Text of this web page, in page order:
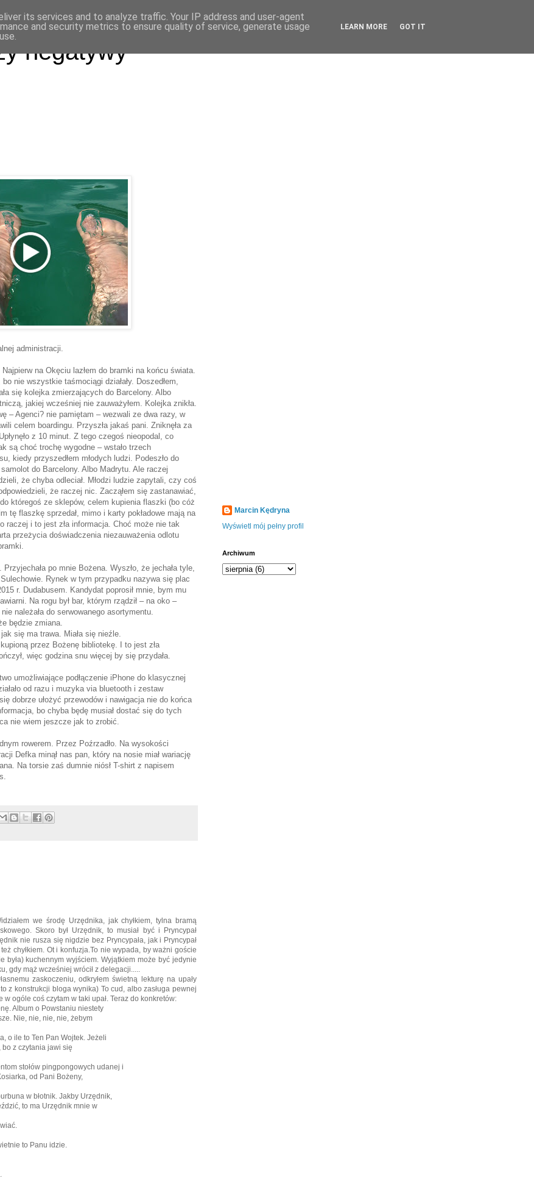
negatywy
administracji.
na Okęciu lazłem do bramki na końcu świata.
nie wszystkie taśmociągi działały. Doszedłem,
się kolejka zmierzających do Barcelony. Albo
jakiej wcześniej nie zauważyłem. Kolejka znikła.
– Agenci? nie pamiętam – wezwali ze dwa razy, w
celem boardingu. Przyszła jakaś pani. Zniknęła za
z 10 minut. Z tego czegoś nieopodal, co
są choć trochę wygodne – wstało trzech
kiedy przyszedłem młodych ludzi. Podeszło do
do Barcelony. Albo Madrytu. Ale raczej
że chyba odleciał. Młodzi ludzie zapytali, czy coś
że raczej nic. Zacząłem się zastanawiać,
któregoś ze sklepów, celem kupienia flaszki (bo cóż
tę flaszkę sprzedał, mimo i karty pokładowe mają na
raczej i to jest zła informacja. Choć może nie tak
przeżycia doświadczenia niezauważenia odlotu
po mnie Bożena. Wyszło, że jechała tyle,
Rynek w tym przypadku nazywa się plac
r. Dudabusem. Kandydat poprosił mnie, bym mu
Na rogu był bar, którym rządził – na oko –
należała do serwowanego asortymentu.
będzie zmiana.
się ma trawa. Miała się nieźle.
przez Bożenę bibliotekę. I to jest zła
więc godzina snu więcej by się przydała.
umożliwiające podłączenie iPhone do klasycznej
od razu i muzyka via bluetooth i zestaw
dobrze ułożyć przewodów i nawigacja nie do końca
bo chyba będę musiał dostać się do tych
nie wiem jeszcze jak to zrobić.
rowerem. Przez Poźrzadło. Na wysokości
Defka minął nas pan, który na nosie miał wariację
Na torsie zaś dumnie niósł T-shirt z napisem
we środę Urzędnika, jak chyłkiem, tylna bramą
Skoro był Urzędnik, to musiał być i Pryncypał
nie rusza się nigdzie bez Pryncypała, jak i Pryncypał
chyłkiem. Ot i konfuzja.To nie wypada, by ważni goście
była) kuchennym wyjściem. Wyjątkiem może być jedynie
gdy mąż wcześniej wrócił z delegacji.....
zaskoczeniu, odkryłem świetną lekturę na upały
z konstrukcji bloga wynika) To cud, albo zasługa pewnej
w ogóle coś czytam w taki upał. Teraz do konkretów:
Album o Powstaniu niestety
Nie, nie, nie, nie, żebym
o ile to Ten Pan Wojtek. Jeżeli
z czytania jawi się
stołów pingpongowych udanej i
od Pani Bożeny,
w błotnik. Jakby Urzędnik,
to ma Urzędnik mnie w
to Panu idzie.
Marcin Kędryna
Wyświetl mój pełny profil
Archiwum
its services and to analyze traffic. Your IP address and user-agent
and security metrics to ensure quality of service, generate usage
LEARN MORE GOT IT